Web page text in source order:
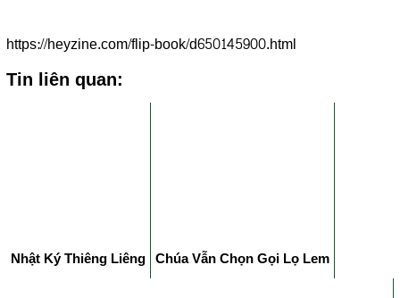
https://heyzine.com/flip-book/d650145900.html
Tin liên quan:
Nhật Ký Thiêng Liêng Chúa Vẫn Chọn Gọi Lọ Lem